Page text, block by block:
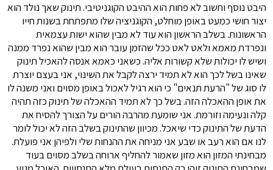
היבט נוסף וחשוב לא פחות הוא ההיבט הקוגניטיבי. תינוק שאך נולד הוא
יצור חושי כמעט באופן מוחלט, הקוגניציה שלו מתפתחת בשנות חייו
הראשונות. בשלב הראשון הוא עוד לא מבין שהוא ישות עצמאית
ונפרדת מאמא ולאט לאט ככל שהזמן עובר הוא מבין שהוא נפרד ממנה
ושיש לו יכולות שלא קשורות אליה. כשאני כאמא אנסה להאכיל תינוק
שאינו בשל לכך הוא לא תמיד ירצה לקבל את השינוי, אני בעצם יוצרת
לו סוג של "הרעת תנאים" כי הוא רגיל לאכול באופן מסוים ואני משנה לו
את אופן ההאכלה הזה. בשל כך לא תמיד ההאכלה של תינוק כזה תהיה
קלה ונעימה וזורמת. אני שומעת מהרבה הורים על הצורך להסיח את
הדעת של התינוק כדי שיאכל. מכיוון שהתינוק בשלב הזה לא יכול לומר
לנו אם הוא רעב או שבע אני מניחה את ההנחות שלי ולפיהן אני פועלת.
מבחינתי המזון הוא מזון שאמור להחליף ארוחה בשלב מסוים בעוד